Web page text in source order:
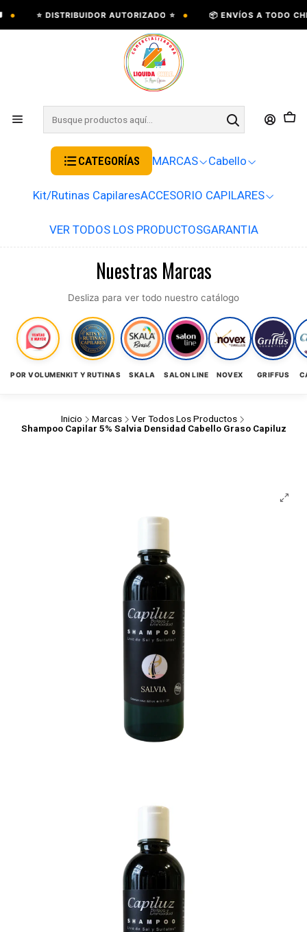
⭐ DISTRIBUIDOR AUTORIZADO ⭐ • 📦 ENVÍOS A TODO CHILE
CATEGORÍAS MARCAS Cabello
Kit/Rutinas CapilaresACCESORIO CAPILARES
VER TODOS LOS PRODUCTOSGARANTIA
Nuestras Marcas
Desliza para ver todo nuestro catálogo
POR VOLUMENKIT Y RUTINAS SKALA SALON LINE NOVEX GRIFFUS
Inicio Marcas
Ver Todos Los Productos
Shampoo Capilar 5% Salvia Densidad Cabello Graso Capiluz